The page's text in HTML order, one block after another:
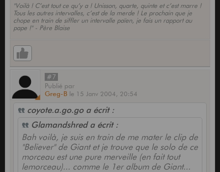
"Voilà ! C’est tout ce qu’y a ! Unisson, quarte, quinte et c’est marre !
Tous les autres intervalles, c’est de la merde ! Le prochain que je
chope en train de siffler un intervalle païen, je fais un rapport au
pape !" - Père Blaise
#7
Publié par
Greg-B le 15 Janv 2004, 20:54
coyote.a.go.go a écrit :
Glamandshred a écrit :
Bah voilà, je suis en train de me mater le clip de
"Believer" de Giant et je trouve que le solo de ce
morceau est une pure merveille (en fait tout
lemorceau)... comme le 1er album de Giant...